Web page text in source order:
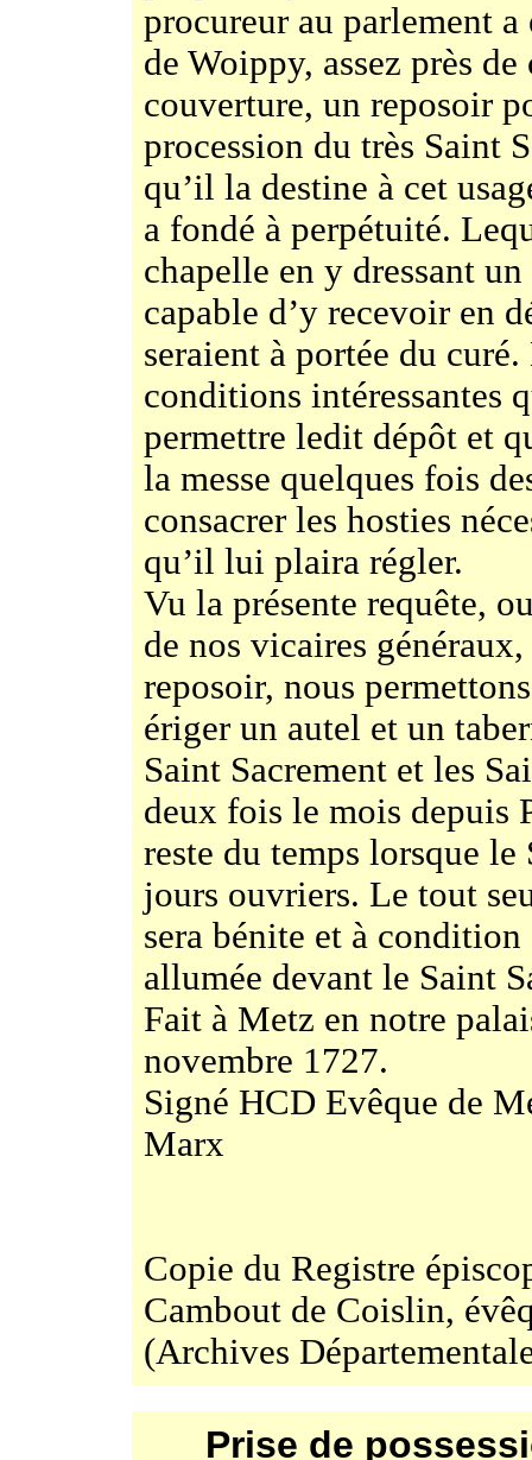
procureur au parlement
de Woippy, assez près
couverture, un reposoir
procession du très Saint
qu’il la destine à cet
a fondé à perpétuité.
chapelle en y dressant
capable d’y recevoir en
seraient à portée du
conditions intéressantes
permettre ledit dépôt et
la messe quelques fois
consacrer les hosties
qu’il lui plaira régler.
Vu la présente requête,
de nos vicaires
reposoir, nous
ériger un autel et un
Saint Sacrement et les
deux fois le mois depuis
reste du temps lorsque
jours ouvriers. Le tout
sera bénite et à
allumée devant le Saint
Fait à Metz en notre
novembre 1727.
Signé HCD Evêque de
Marx
Copie du Registre
Cambout de Coislin,
(Archives
Prise de